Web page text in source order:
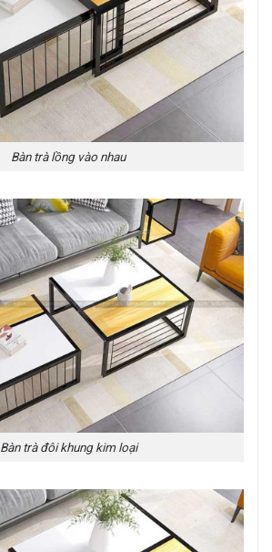
Bàn trà lồng vào nhau
Bàn trà đôi khung kim loại